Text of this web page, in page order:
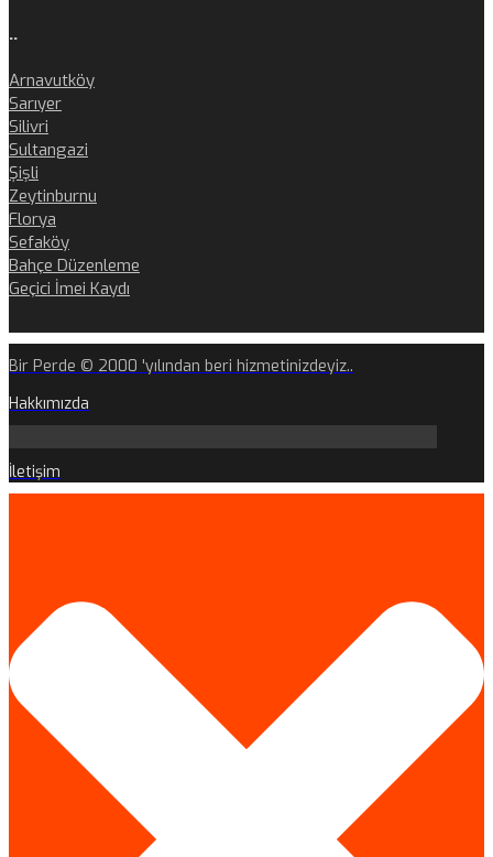
..
Arnavutköy
Sarıyer
Silivri
Sultangazi
Şişli
Zeytinburnu
Florya
Sefaköy
Bahçe Düzenleme
Geçici İmei Kaydı
Bir Perde © 2000 'yılından beri hizmetinizdeyiz..
Hakkımızda
İletişim